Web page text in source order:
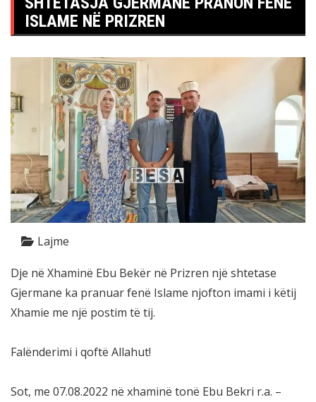
ISLAME NË PRIZREN
Lajme
Dje në Xhaminë Ebu Bekër në Prizren një shtetase
Gjermane ka pranuar fenë Islame njofton imami i këtij
Xhamie me një postim të tij.
Falënderimi i qoftë Allahut!
Sot, me 07.08.2022 në xhaminë tonë Ebu Bekri r.a. –